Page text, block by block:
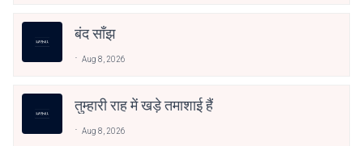
बंद साँझ
Aug 8, 2026
तुम्हारी राह में खड़े तमाशाई हैं
Aug 8, 2026